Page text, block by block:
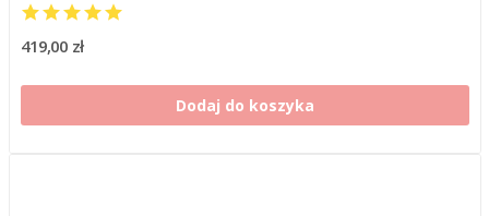
419,00 zł
Dodaj do koszyka